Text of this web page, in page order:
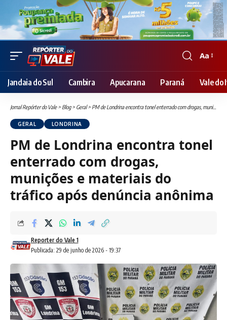
Font
Resizer
Aa
Jandaia do Sul Cambira Apucarana Paraná Vale do
Jornal Repórter do Vale> Blog> Geral> PM de Londrina encontra tonel enterrado com drogas, munições e materiais do tráfico após denúncia anônima
GERAL LONDRINA
PM de Londrina encontra tonel
enterrado com drogas,
munições e materiais do
tráfico após denúncia anônima
Publicada: 29 de junho de 2026 - 19:37
Reporter do Vale 1